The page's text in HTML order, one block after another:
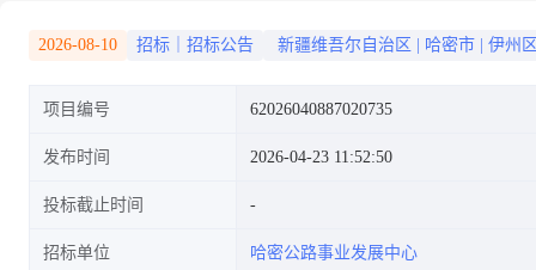
2026-08-10 招标｜招标公告 新疆维吾尔自治区 哈密市 伊州
项目编号 62026040887020735
发布时间 2026-04-23 11:52:50
投标截止时间
招标单位 哈密公路事业发展中心